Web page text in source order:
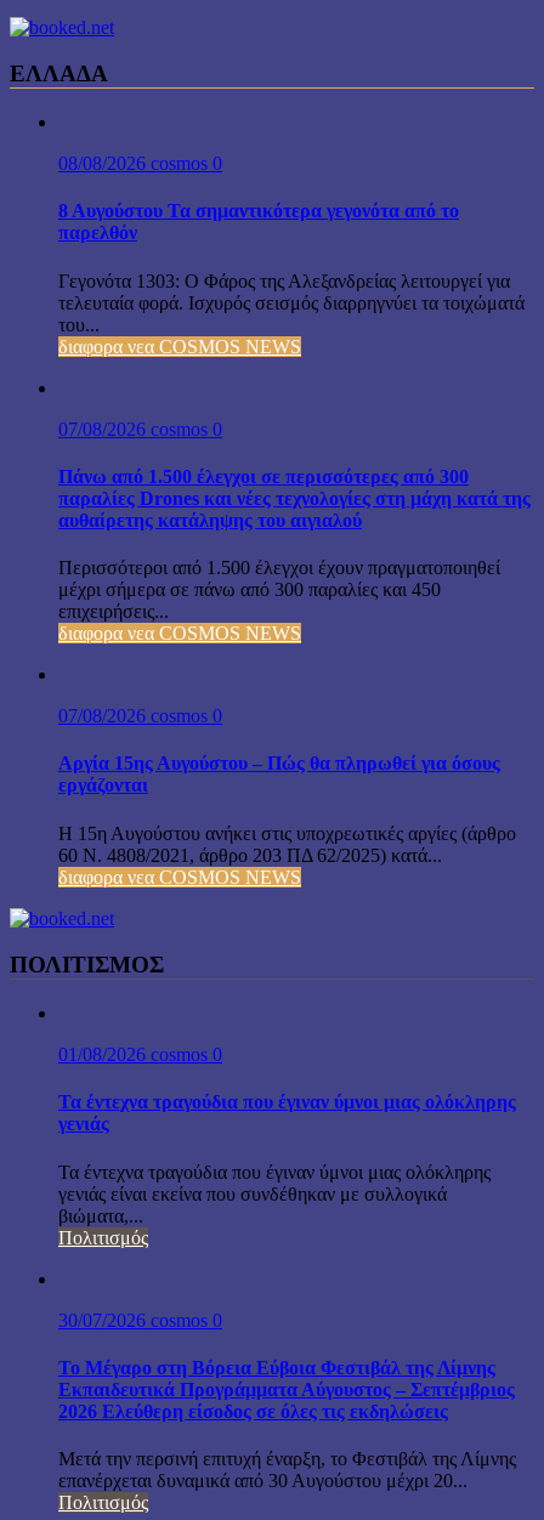
ΕΛΛΑΔΑ
08/08/2026 cosmos 0
8 Αυγούστου Τα σημαντικότερα γεγονότα από το
παρελθόν
Γεγονότα 1303: Ο Φάρος της Αλεξανδρείας λειτουργεί για
τελευταία φορά. Ισχυρός σεισμός διαρρηγνύει τα τοιχώματά
του...
διαφορα νεα COSMOS NEWS
07/08/2026 cosmos 0
Πάνω από 1.500 έλεγχοι σε περισσότερες από 300
παραλίες Drones και νέες τεχνολογίες στη μάχη κατά της
αυθαίρετης κατάληψης του αιγιαλού
Περισσότεροι από 1.500 έλεγχοι έχουν πραγματοποιηθεί
μέχρι σήμερα σε πάνω από 300 παραλίες και 450
επιχειρήσεις...
διαφορα νεα COSMOS NEWS
07/08/2026 cosmos 0
Αργία 15ης Αυγούστου – Πώς θα πληρωθεί για όσους
εργάζονται
Η 15η Αυγούστου ανήκει στις υποχρεωτικές αργίες (άρθρο
60 Ν. 4808/2021, άρθρο 203 ΠΔ 62/2025) κατά...
διαφορα νεα COSMOS NEWS
ΠΟΛΙΤΙΣΜΟΣ
01/08/2026 cosmos 0
Τα έντεχνα τραγούδια που έγιναν ύμνοι μιας ολόκληρης
γενιάς
Τα έντεχνα τραγούδια που έγιναν ύμνοι μιας ολόκληρης
γενιάς είναι εκείνα που συνδέθηκαν με συλλογικά
βιώματα,...
Πολιτισμός
30/07/2026 cosmos 0
Το Μέγαρο στη Βόρεια Εύβοια Φεστιβάλ της Λίμνης
Εκπαιδευτικά Προγράμματα Αύγουστος – Σεπτέμβριος
2026 Ελεύθερη είσοδος σε όλες τις εκδηλώσεις
Μετά την περσινή επιτυχή έναρξη, το Φεστιβάλ της Λίμνης
επανέρχεται δυναμικά από 30 Αυγούστου μέχρι 20...
Πολιτισμός